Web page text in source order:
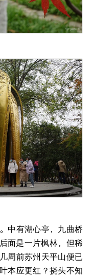
中有湖心亭，九曲桥
面是一片枫林，但稀
周前苏州天平山便已
本应更红？挠头不知